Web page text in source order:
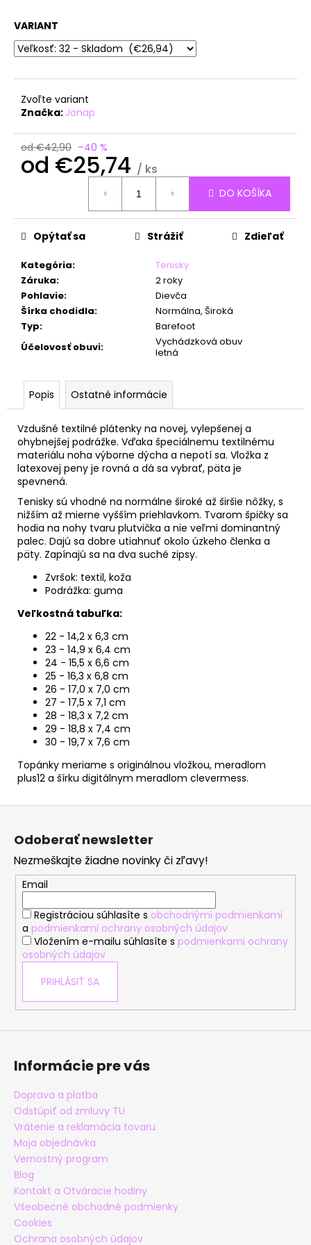
VARIANT
Zvoľte variant
Značka: Jonap
od €42,90 –40 %
od €25,74 / ks
DO KOŠÍKA
Kategória:
Tenisky
Záruka:
2 roky
Pohlavie:
Dievča
Šírka chodidla:
Normálna, Široká
Typ:
Barefoot
Účelovosť obuvi:
Vychádzková obuv
letná
Opýtať sa Strážiť Zdieľať
Popis Ostatné informácie
Vzdušné textilné plátenky na novej, vylepšenej a
ohybnejšej podrážke. Vďaka špeciálnemu textilnému
materiálu noha výborne dýcha a nepotí sa. Vložka z
latexovej peny je rovná a dá sa vybrať, päta je
spevnená.
Tenisky sú vhodné na normálne široké až širšie nôžky, s
nižším až mierne vyšším priehlavkom. Tvarom špičky sa
hodia na nohy tvaru plutvička a nie veľmi dominantný
palec. Dajú sa dobre utiahnuť okolo úzkeho členka a
päty. Zapínajú sa na dva suché zipsy.
Zvršok: textil, koža
Podrážka: guma
Veľkostná tabuľka:
22 - 14,2 x 6,3 cm
23 - 14,9 x 6,4 cm
24 - 15,5 x 6,6 cm
25 - 16,3 x 6,8 cm
26 - 17,0 x 7,0 cm
27 - 17,5 x 7,1 cm
28 - 18,3 x 7,2 cm
29 - 18,8 x 7,4 cm
30 - 19,7 x 7,6 cm
Topánky meriame s originálnou vložkou, meradlom
plus12 a šírku digitálnym meradlom clevermess.
á
j
s
?
HĽADAŤ
O
d
o
ú
č
a
m
Z
Odoberať newsletter
Nezmeškajte žiadne novinky či zľavy!
Email
Registráciou súhlasíte s obchodnými podmienkami
a podmienkami ochrany osobných údajov
Vložením e-mailu súhlasíte s podmienkami ochrany
osobných údajov
PRIHLÁSIŤ SA
Informácie pre vás
Doprava a platba
Odstúpiť od zmluvy TU
Vrátenie a reklamácia tovaru
Moja objednávka
Vernostný program
Blog
Kontakt a Otváracie hodiny
Všeobecné obchodné podmienky
Cookies
Ochrana osobných údajov